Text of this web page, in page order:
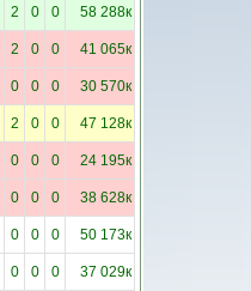
2 0 0 58 288к
2 0 0 41 065к
0 0 0 30 570к
2 0 0 47 128к
0 0 0 24 195к
0 0 0 38 628к
0 0 0 50 173к
0 0 0 37 029к